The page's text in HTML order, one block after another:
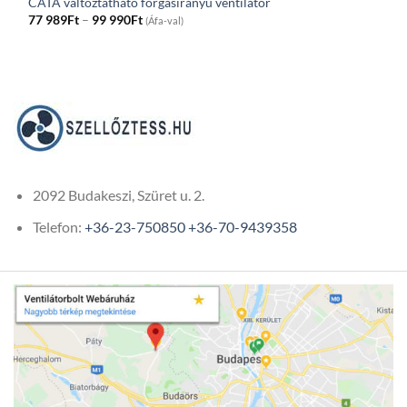
CATA változtatható forgásirányú ventilátor
77 989Ft – 99 990FtPrice
range:
(Áfa-val)
2092 Budakeszi, Szüret u. 2.
Telefon: +36-23-750850+36-70-9439358